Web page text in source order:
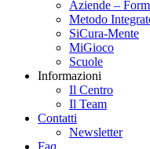
Aziende –
Metodo
SiCura-Mente
MiGioco
Scuole
Informazioni
Il Centro
Il Team
Contatti
Newsletter
Faq